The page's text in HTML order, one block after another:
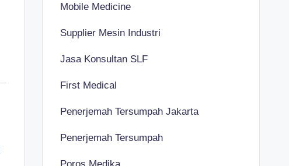
Mobile Medicine
Supplier Mesin Industri
Jasa Konsultan SLF
First Medical
Penerjemah Tersumpah Jakarta
Penerjemah Tersumpah